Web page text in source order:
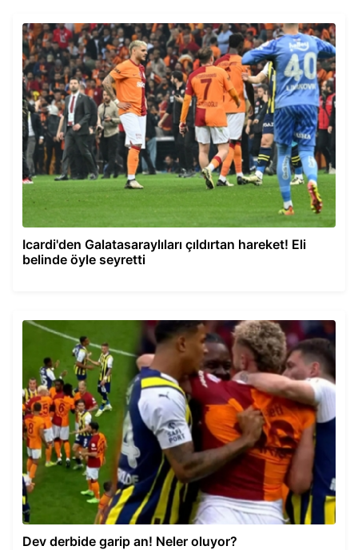
Icardi'den Galatasaraylıları çıldırtan hareket! Eli
belinde öyle seyretti
Dev derbide garip an! Neler oluyor?